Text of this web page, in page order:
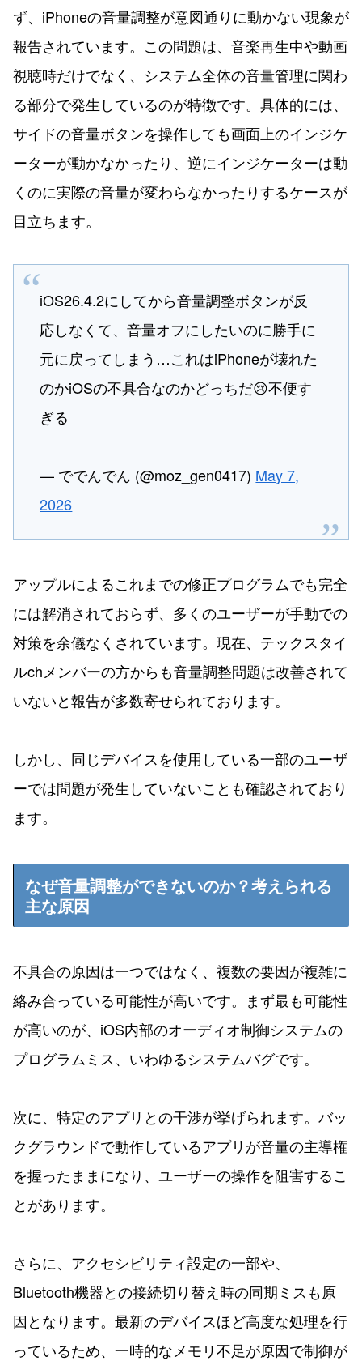
ず、iPhoneの音量調整が意図通りに動かない現象が
報告されています。この問題は、音楽再生中や動画
視聴時だけでなく、システム全体の音量管理に関わ
る部分で発生しているのが特徴です。具体的には、
サイドの音量ボタンを操作しても画面上のインジケ
ーターが動かなかったり、逆にインジケーターは動
くのに実際の音量が変わらなかったりするケースが
目立ちます。
iOS26.4.2にしてから音量調整ボタンが反
応しなくて、音量オフにしたいのに勝手に
元に戻ってしまう…これはiPhoneが壊れた
のかiOSの不具合なのかどっちだ😢不便す
ぎる
— ででんでん (@moz_gen0417) May 7,
2026
アップルによるこれまでの修正プログラムでも完全
には解消されておらず、多くのユーザーが手動での
対策を余儀なくされています。現在、テックスタイ
ルchメンバーの方からも音量調整問題は改善されて
いないと報告が多数寄せられております。
しかし、同じデバイスを使用している一部のユーザ
ーでは問題が発生していないことも確認されており
ます。
なぜ音量調整ができないのか？考えられる
主な原因
不具合の原因は一つではなく、複数の要因が複雑に
絡み合っている可能性が高いです。まず最も可能性
が高いのが、iOS内部のオーディオ制御システムの
プログラムミス、いわゆるシステムバグです。
次に、特定のアプリとの干渉が挙げられます。バッ
クグラウンドで動作しているアプリが音量の主導権
を握ったままになり、ユーザーの操作を阻害するこ
とがあります。
さらに、アクセシビリティ設定の一部や、
Bluetooth機器との接続切り替え時の同期ミスも原
因となります。最新のデバイスほど高度な処理を行
っているため、一時的なメモリ不足が原因で制御が